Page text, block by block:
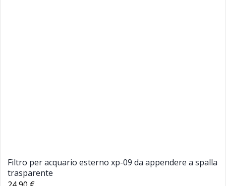
Filtro per acquario esterno xp-09 da appendere a spalla
trasparente